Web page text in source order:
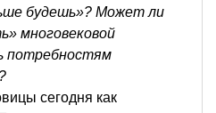
будешь»? Может ли
многовековой
потребностям
сегодня как